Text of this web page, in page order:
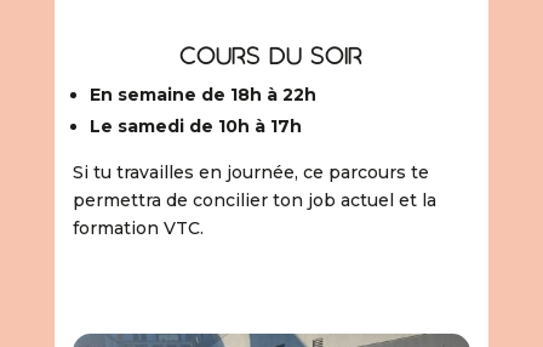
cours du soir
En semaine de 18h à 22h
Le samedi de 10h à 17h
Si tu travailles en journée, ce parcours te
permettra de concilier ton job actuel et la
formation VTC.